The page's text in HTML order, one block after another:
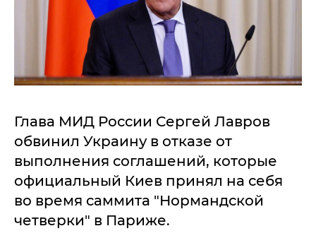
Глава МИД России Сергей Лавров
обвинил Украину в отказе от
выполнения соглашений, которые
официальный Киев принял на себя
во время саммита "Нормандской
четверки" в Париже.